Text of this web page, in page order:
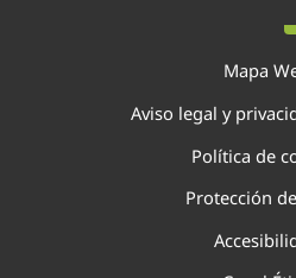
Mapa
Aviso legal y
Política de
Protección